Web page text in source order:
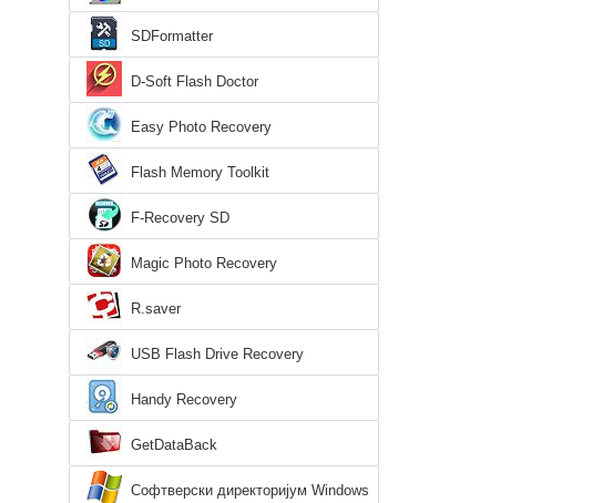
SDFormatter
D-Soft Flash Doctor
Easy Photo Recovery
Flash Memory Toolkit
F-Recovery SD
Magic Photo Recovery
R.saver
USB Flash Drive Recovery
Handy Recovery
GetDataBack
Софтверски директоријум Windows